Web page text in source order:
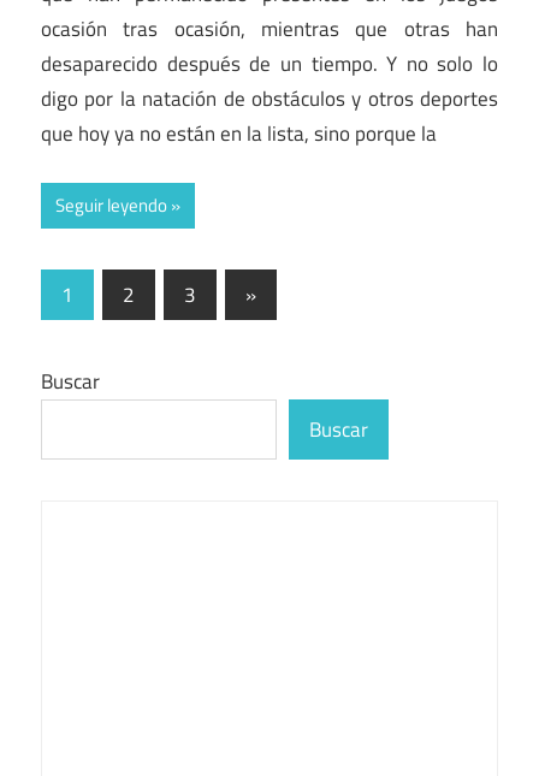
ocasión tras ocasión, mientras que otras han
desaparecido después de un tiempo. Y no solo lo
digo por la natación de obstáculos y otros deportes
que hoy ya no están en la lista, sino porque la
Seguir leyendo
Paginación
entradas
1 2 3
Entradas
siguientes
»
Buscar
Buscar